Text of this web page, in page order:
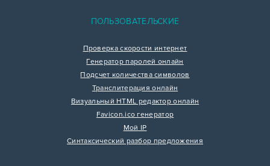
ПОЛЬЗОВАТЕЛЬСКИЕ
Проверка скорости интернет
Генератор паролей онлайн
Подсчет количества символов
Транслитерация онлайн
Визуальный HTML редактор онлайн
Favicon.ico генератор
Мой IP
Синтаксический разбор предложения